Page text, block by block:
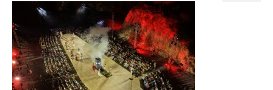
Qué hacemos
Marketing de influencia
Equipo
CLIENTES